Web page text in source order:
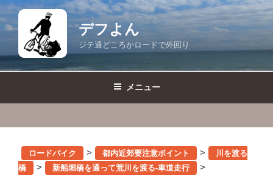
コ
ン
デフよん
ジテ通どころかロードで外回り
メニュー
ロードバイク > 都内近郊要注意ポイント >
川を渡る
橋
> 新船堀橋を通って荒川を渡る-車道走行 >